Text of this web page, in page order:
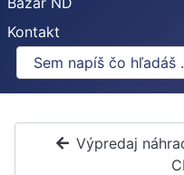
Kontakt
Výpredaj